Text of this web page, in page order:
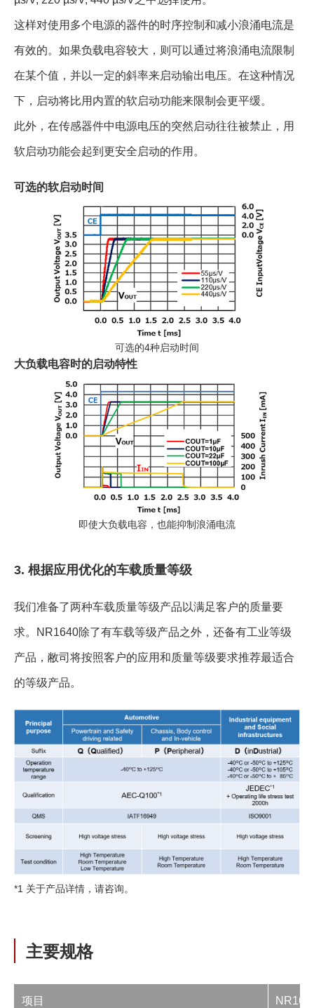
这样对使用多个电源的器件的时序控制和减小浪涌电流是
有效的。如果负载电容较大，则可以通过将浪涌电流限制
在某个值，并以一定的斜率来启动输出电压。在这种情况
下，启动将比用内置的软启动功能来限制会更平缓。
此外，在传感器件中电源电压的突然启动往往被禁止，用
软启动功能会起到更安全启动的作用。
可选的软启动时间
可选的4种启动时间
大负载电容时的启动特性
即使大负载电容，也能抑制浪涌电流
3. 根据应用优化的车载质量等级
我们准备了两种车载质量等级产品以满足客户的质量要
求。NR1640除了有车载等级产品之外，还备有工业等级
产品，敝司将按照客户的应用和质量等级要求推荐最适合
的等级产品。
*1 关于产品详情，请咨询。
主要规格
项目